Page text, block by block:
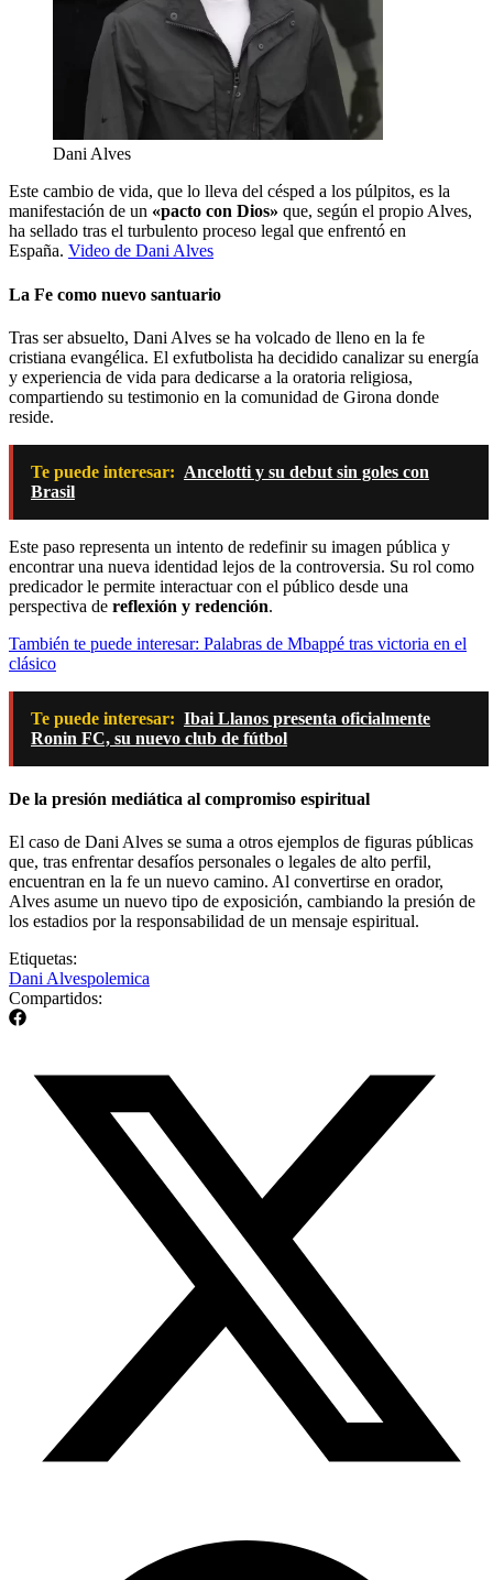
Dani Alves
Este cambio de vida, que lo lleva del césped a los púlpitos, es la
manifestación de un «pacto con Dios» que, según el propio Alves,
ha sellado tras el turbulento proceso legal que enfrentó en
España. Video de Dani Alves
La Fe como nuevo santuario
Tras ser absuelto, Dani Alves se ha volcado de lleno en la fe
cristiana evangélica. El exfutbolista ha decidido canalizar su energía
y experiencia de vida para dedicarse a la oratoria religiosa,
compartiendo su testimonio en la comunidad de Girona donde
reside.
Te puede interesar: Ancelotti y su debut sin goles con
Brasil
Este paso representa un intento de redefinir su imagen pública y
encontrar una nueva identidad lejos de la controversia. Su rol como
predicador le permite interactuar con el público desde una
perspectiva de reflexión y redención.
También te puede interesar: Palabras de Mbappé tras victoria en el
clásico
Te puede interesar: Ibai Llanos presenta oficialmente
Ronin FC, su nuevo club de fútbol
De la presión mediática al compromiso espiritual
El caso de Dani Alves se suma a otros ejemplos de figuras públicas
que, tras enfrentar desafíos personales o legales de alto perfil,
encuentran en la fe un nuevo camino. Al convertirse en orador,
Alves asume un nuevo tipo de exposición, cambiando la presión de
los estadios por la responsabilidad de un mensaje espiritual.
Etiquetas:
Dani Alvespolemica
Compartidos: